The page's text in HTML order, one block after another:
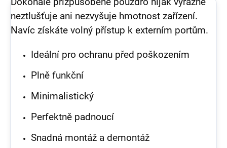
neztlušťuje ani nezvyšuje hmotnost zařízení.
Navíc získáte volný přístup k externím portům.
Ideální pro ochranu před poškozením
Plně funkční
Minimalistický
Perfektně padnoucí
Snadná montáž a demontáž